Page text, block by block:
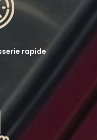
rapide